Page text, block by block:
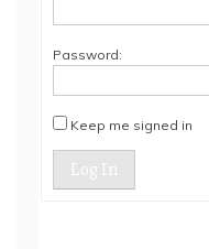
Password:
Keep me signed in
Log In